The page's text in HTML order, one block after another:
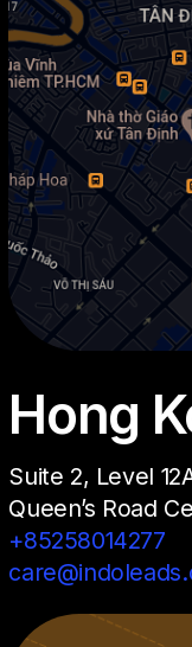
Hong
Suite 2, Level
Queen’s Road
+85258014277